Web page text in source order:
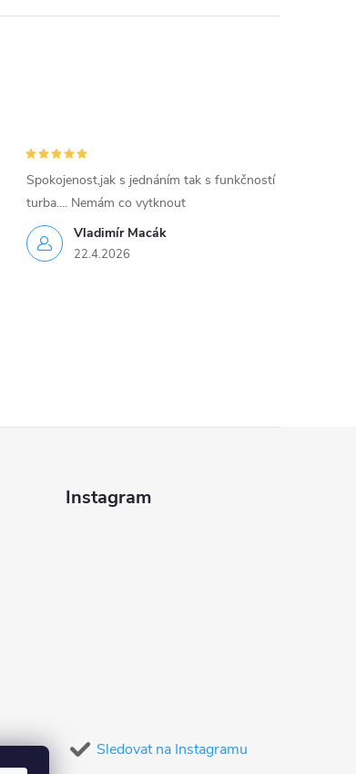
Vladimír Macák
22.4.2026
Spokojenost,jak s jednáním tak s funkčností
turba.... Nemám co vytknout
Instagram
Sledovat na Instagramu